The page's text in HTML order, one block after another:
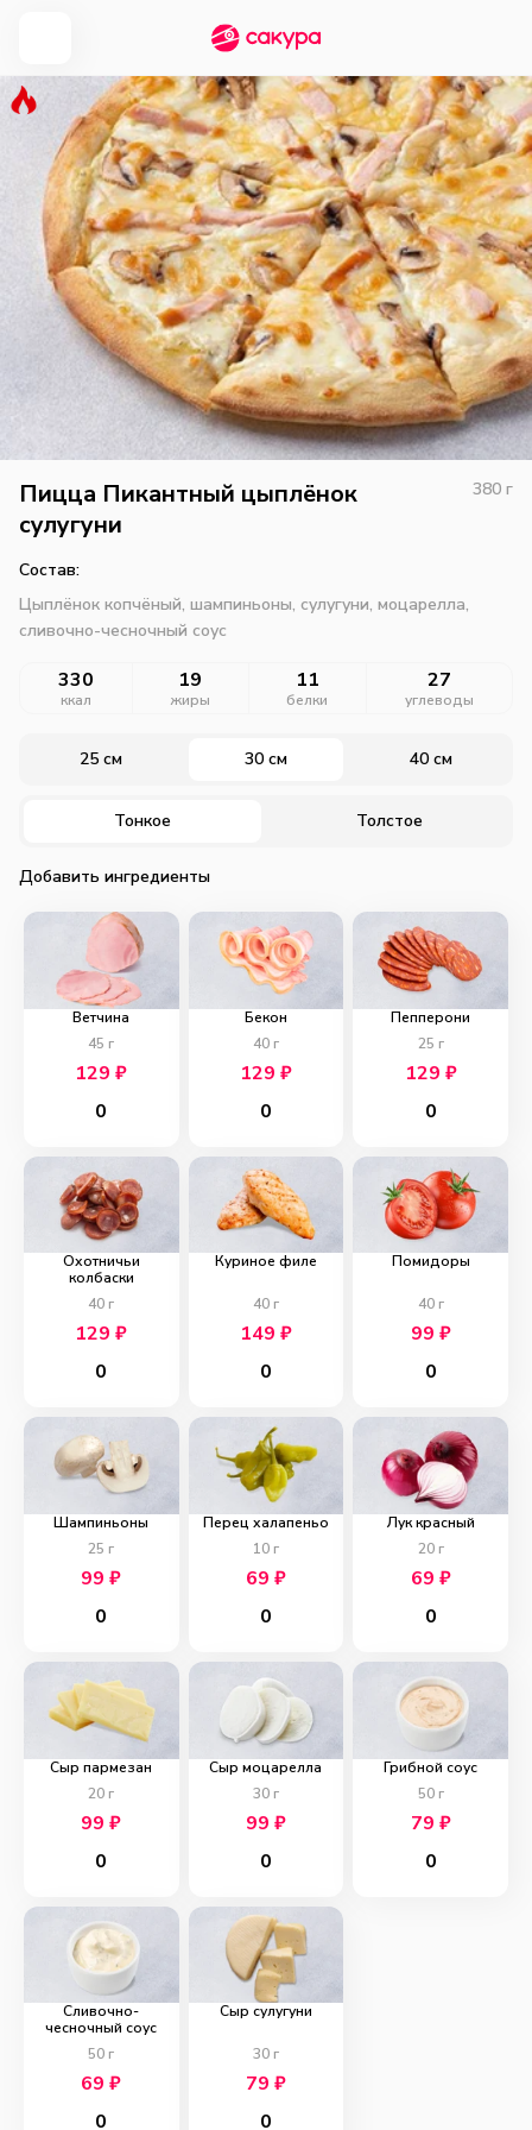
Пицца Пикантный цыплёнок
сулугуни
380 г
Состав:
Цыплёнок копчёный, шампиньоны, сулугуни, моцарелла,
сливочно-чесночный соус
330
ккал
19
жиры
11
белки
27
углеводы
25 см 30 см 40 см
Тонкое Толстое
Добавить ингредиенты
Ветчина
45 г
129₽
0
Бекон
40г
129 ₽
0
Пепперони
25 г
129 ₽
0
Охотничьи
колбаски
40 г
129₽
0
Куриное филе
40г
149 ₽
0
Помидоры
40г
99 ₽
0
Шампиньоны
25 г
99₽
0
Перец халапеньо
10г
69 ₽
0
Лук красный
20г
69 ₽
0
Сыр пармезан
20 г
99₽
0
Сыр моцарелла
30г
99 ₽
0
Грибной соус
50г
79 ₽
0
Сливочно-
чесночный соус
50 г
69₽
0
Сыр сулугуни
30г
79 ₽
0